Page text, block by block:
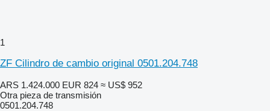
1
ZF Cilindro de cambio original 0501.204.748
ARS 1.424.000 EUR 824 ≈ US$ 952
Otra pieza de transmisión
0501.204.748